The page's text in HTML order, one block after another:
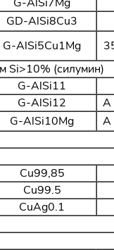
GD-AlSi8Cu3
G-AlSi5Cu1Mg
Si>10% (силумин)
G-AlSi11
G-AlSi12
A
G-AlSi10Mg
A
Cu99,85
Cu99.5
CuAg0.1